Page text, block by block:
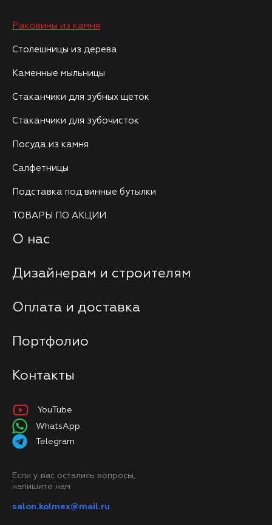
Раковины из камня
Столешницы из дерева
Каменные мыльницы
Стаканчики для зубных щеток
Стаканчики для зубочисток
Посуда из камня
Салфетницы
Подставка под винные бутылки
ТОВАРЫ ПО АКЦИИ
О нас
Дизайнерам и строителям
Оплата и доставка
Портфолио
Контакты
YouTube
WhatsApp
Telegram
Если у вас остались вопросы,
напишите нам
salon.kolmex@mail.ru